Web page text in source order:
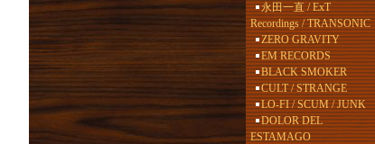
永田一直 / ExT
Recordings / TRANSONIC
ZERO GRAVITY
EM RECORDS
BLACK SMOKER
CULT / STRANGE
LO-FI / SCUM / JUNK
DOLOR DEL
ESTAMAGO